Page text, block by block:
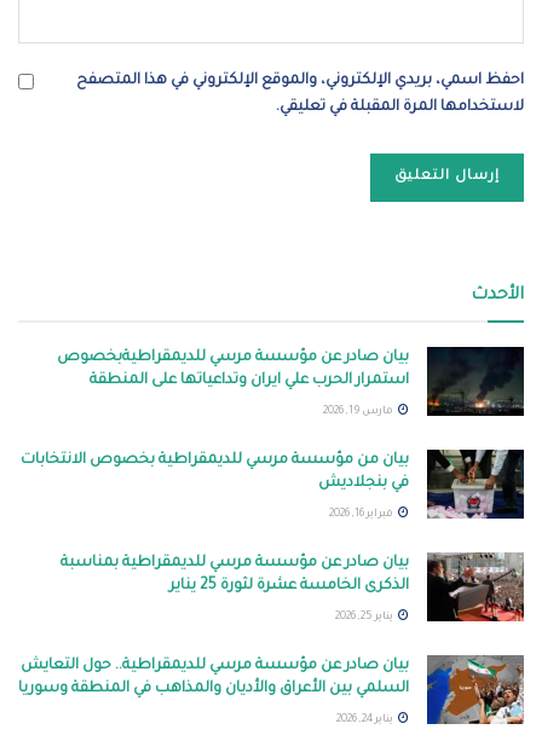
احفظ اسمي، بريدي الإلكتروني، والموقع الإلكتروني في هذا المتصفح
لاستخدامها المرة المقبلة في تعليقي.
الأحدث
بيان صادر عن مؤسسة مرسي للديمقراطيةبخصوص
استمرار الحرب علي ايران وتداعياتها على المنطقة
مارس 19, 2026
بيان من مؤسسة مرسي للديمقراطية بخصوص الانتخابات
في بنجلاديش
فبراير 16, 2026
بيان صادر عن مؤسسة مرسي للديمقراطية بمناسبة
الذكرى الخامسة عشرة لثورة 25 يناير
يناير 25, 2026
بيان صادر عن مؤسسة مرسي للديمقراطية.. حول التعايش
السلمي بين الأعراق والأديان والمذاهب في المنطقة وسوريا
يناير 24, 2026